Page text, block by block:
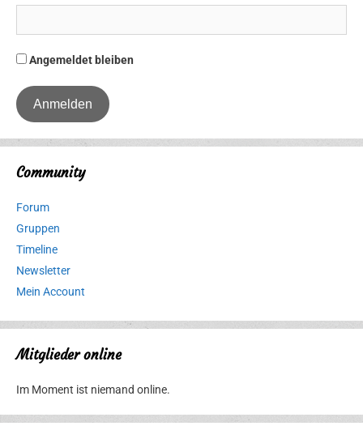
Angemeldet bleiben
Community
Forum
Gruppen
Timeline
Newsletter
Mein Account
Mitglieder online
Im Moment ist niemand online.